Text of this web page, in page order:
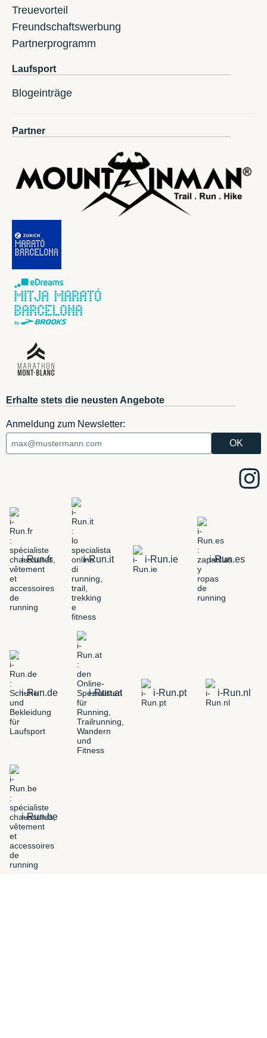
Treuevorteil
Freundschaftswerbung
Partnerprogramm
Laufsport
Blogeinträge
Partner
Erhalte stets die neusten Angebote
Anmeldung zum Newsletter:
i-Run.fr i-Run.it i-Run.ie i-Run.es
i-Run.de i-Run.at i-Run.pt i-Run.nl
i-Run.be